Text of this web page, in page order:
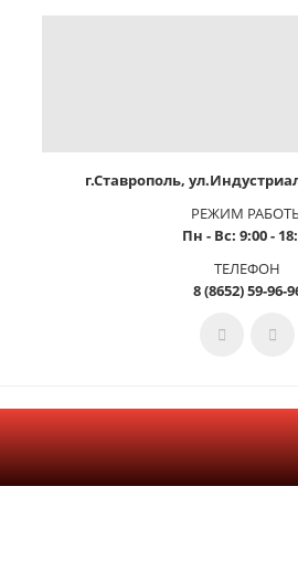
г.Ставрополь,
РЕЖИМ
Пн - Вс: 9:00 -
ТЕЛЕФОН
8 (8652) 59-96-